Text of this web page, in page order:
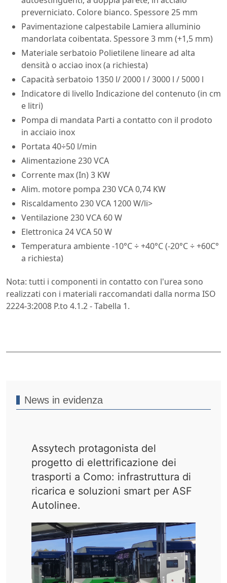
preverniciato. Colore bianco. Spessore 25 mm
Pavimentazione calpestabile Lamiera alluminio
mandorlata coibentata. Spessore 3 mm (+1,5 mm)
Materiale serbatoio Polietilene lineare ad alta
densità o acciao inox (a richiesta)
Capacità serbatoio 1350 l/ 2000 l / 3000 l / 5000 l
Indicatore di livello Indicazione del contenuto (in cm
e litri)
Pompa di mandata Parti a contatto con il prodoto
in acciaio inox
Portata 40÷50 l/min
Alimentazione 230 VCA
Corrente max (In) 3 KW
Alim. motore pompa 230 VCA 0,74 KW
Riscaldamento 230 VCA 1200 W/li>
Ventilazione 230 VCA 60 W
Elettronica 24 VCA 50 W
Temperatura ambiente -10°C ÷ +40°C (-20°C ÷ +60C°
a richiesta)
Nota: tutti i componenti in contatto con l'urea sono
realizzati con i materiali raccomandati dalla norma ISO
2224-3:2008 P.to 4.1.2 - Tabella 1.
News in evidenza
Assytech protagonista del
progetto di elettrificazione dei
trasporti a Como: infrastruttura di
ricarica e soluzioni smart per ASF
Autolinee.